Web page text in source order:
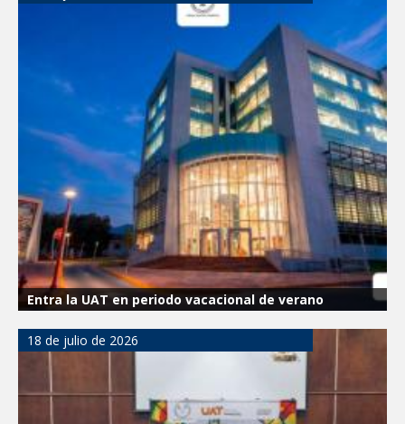
Entra la UAT en periodo vacacional de verano
18 de julio de 2026